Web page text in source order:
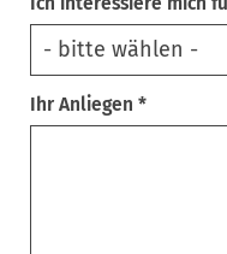
Ihr Anliegen *